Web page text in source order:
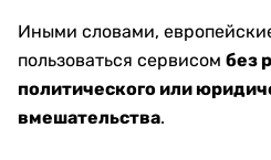
Иными словами,
пользоваться сервисом без
политического или
вмешательства.